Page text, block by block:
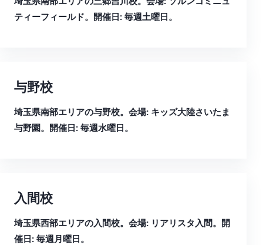
ティーフィールド。開催日: 毎週土曜日。
与野校
埼玉県南部エリアの与野校。会場: キッズ大陸さいたま
与野園。開催日: 毎週水曜日。
入間校
埼玉県西部エリアの入間校。会場: リアリスタ入間。開
催日: 毎週月曜日。